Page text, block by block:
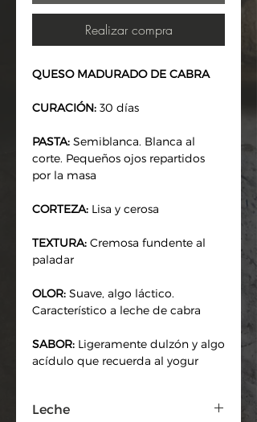
Realizar compra
QUESO MADURADO DE CABRA
CURACIÓN: 30 días
PASTA: Semiblanca. Blanca al
corte. Pequeños ojos repartidos
por la masa
CORTEZA: Lisa y cerosa
TEXTURA: Cremosa fundente al
paladar
OLOR: Suave, algo láctico.
Característico a leche de cabra
SABOR: Ligeramente dulzón y algo
acídulo que recuerda al yogur
Leche